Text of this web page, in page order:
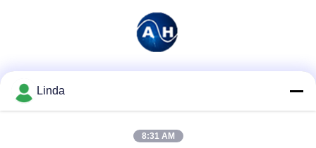
Linda
8:31 AM